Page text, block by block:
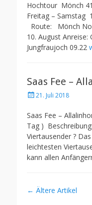
Hochtour Mönch
Freitag – Samstag
Route: Mönch
10. August
Jungfraujoch 09.22
Saas Fee –
Posted21. Juli 2018
Saas Fee –
Tag )
Viertausender ?
leichtesten
kann allen
Artikel-
← Ältere Artikel